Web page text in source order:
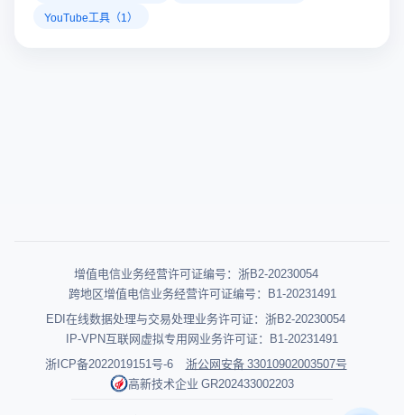
YouTube工具（1）
增值电信业务经营许可证编号：浙B2-20230054
跨地区增值电信业务经营许可证编号：B1-20231491
EDI在线数据处理与交易处理业务许可证：浙B2-20230054
IP-VPN互联网虚拟专用网业务许可证：B1-20231491
浙ICP备2022019151号-6
浙公网安备 33010902003507号
高新技术企业 GR202433002203